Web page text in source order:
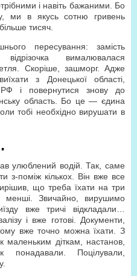
і навіть бажаними. Бо
ми в якусь сотню гривень
тисяч.
пересування: замість
відрізочка вималювалася
Скоріше, зашморг. Адже
з Донецької області,
і повернутися знову до
область. Бо це — єдина
тобі необхідно вирушати в
улюблений водій. Так, саме
з-поміж кількох. Він вже все
що треба їхати на три
Звичайно, вирушимо
вже тричі відкладали…
і вже готові. Документи,
вже точно можна їхати. З
діткам, настанов,
понадавали. Поцілували,